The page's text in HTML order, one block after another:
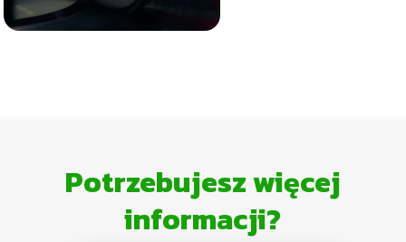
Potrzebujesz więcej
informacji?